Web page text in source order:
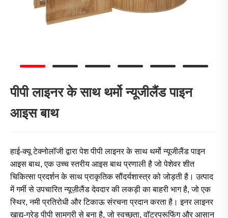
पीपी लाइनर के साथ थर्मो न्यूजीलैंड पाइन
आइस बाथ
हाई-क्यू टेक्नोलॉजी द्वारा पेश पीपी लाइनर के साथ थर्मो न्यूजीलैंड पाइन
आइस बाथ, एक उच्च स्तरीय आइस बाथ प्रणाली है जो पेशेवर शीत
चिकित्सा प्रदर्शन के साथ प्राकृतिक सौंदर्यशास्त्र को जोड़ती है। उत्पाद
में गर्मी से उपचारित न्यूज़ीलैंड देवदार की लकड़ी का बाहरी भाग है, जो एक
स्थिर, नमी प्रतिरोधी और टिकाऊ संरचना प्रदान करता है। इनर लाइनर
खाद्य-ग्रेड पीपी सामग्री से बना है, जो स्वच्छता, वॉटरप्रूफिंग और आसान